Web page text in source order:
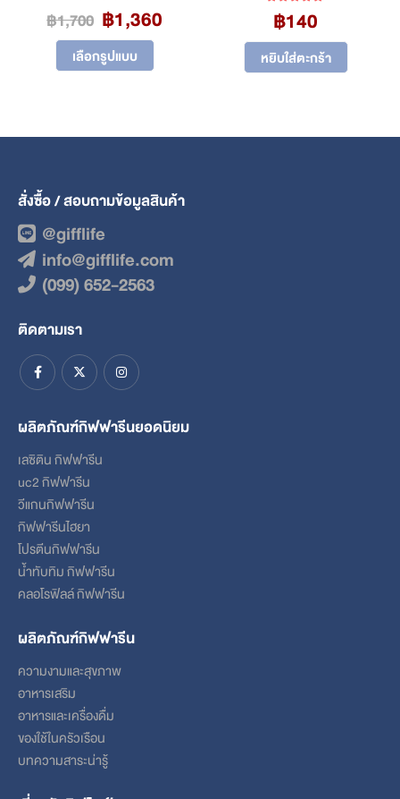
฿1,700 Original
price
was:
฿1,700.
฿1,360Current
เลือกรูปแบบ
This product has multiple variants. The options may be chosen on the product page
฿140
หยิบใส่ตะกร้า
สั่งซื้อ / สอบถามข้อมูลสินค้า
@gifflife
info@gifflife.com
(099) 652-2563
ติดตามเรา
ผลิตภัณฑ์กิฟฟารีนยอดนิยม
เลซิติน กิฟฟารีน
uc2 กิฟฟารีน
วีแกนกิฟฟารีน
กิฟฟารีนไฮยา
โปรตีนกิฟฟารีน
น้ำทับทิม กิฟฟารีน
คลอโรฟิลล์ กิฟฟารีน
ผลิตภัณฑ์กิฟฟารีน
ความงามและสุขภาพ
อาหารเสริม
อาหารและเครื่องดื่ม
ของใช้ในครัวเรือน
บทความสาระน่ารู้